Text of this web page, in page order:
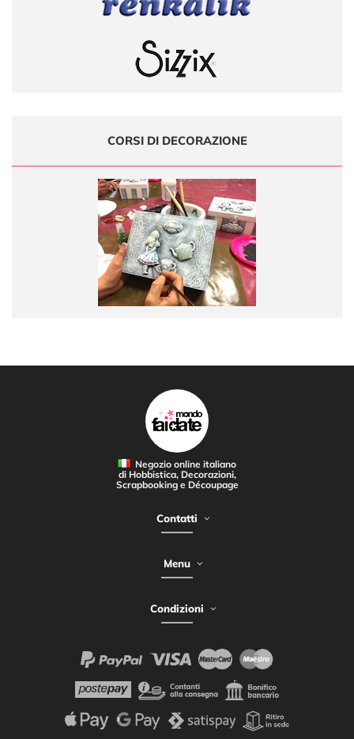
CORSI DI DECORAZIONE
Negozio online italiano
di Hobbistica, Decorazioni,
Scrapbooking e Découpage
Contatti
Menu
Condizioni